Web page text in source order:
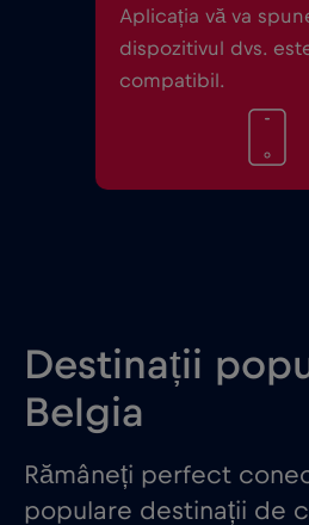
Aplicația vă va
dispozitivul dvs.
compatibil.
Destinații
Belgia
Rămâneți perfect
populare destinații de